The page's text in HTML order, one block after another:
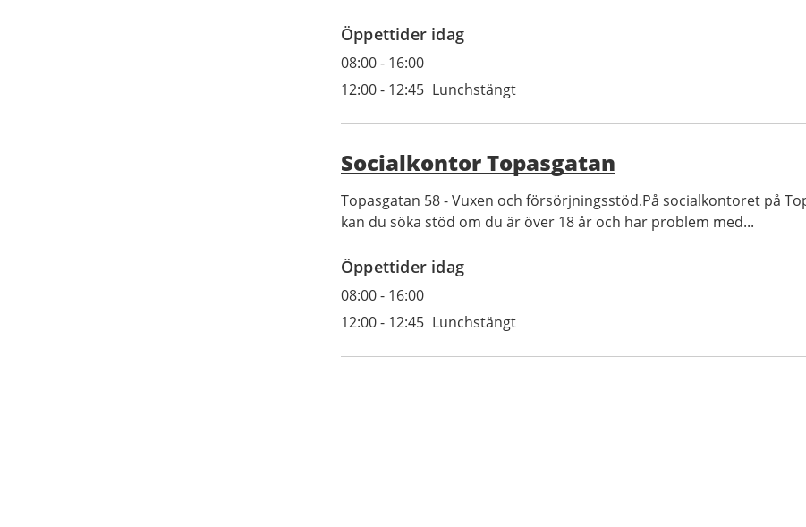
Öppettider idag
08:00- 16:00
12:00- 12:45 Lunchstängt
Socialkontor Topasgatan
Topasgatan 58 - Vuxen och försörjningsstöd.På socialkontoret på
kan du söka stöd om du är över 18 år och har problem med...
Öppettider idag
08:00- 16:00
12:00- 12:45 Lunchstängt